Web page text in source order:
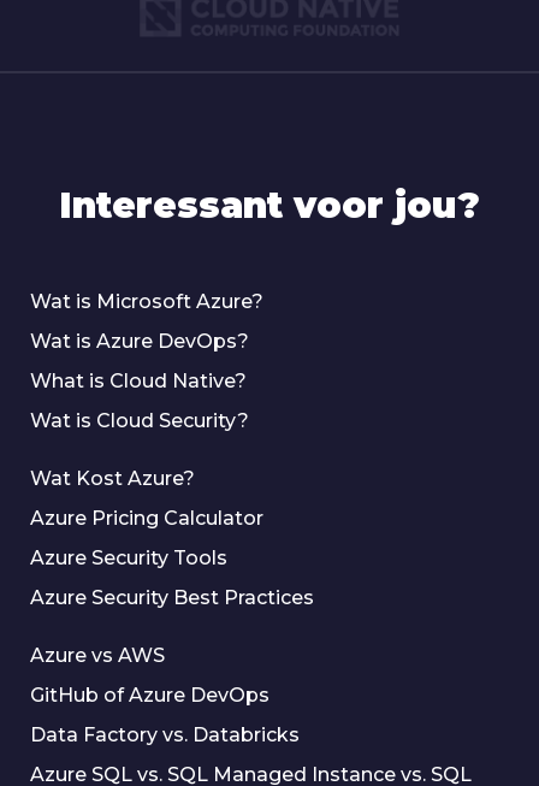
Interessant voor jou?
Wat is Microsoft Azure?
Wat is Azure DevOps?
What is Cloud Native?
Wat is Cloud Security?
Wat Kost Azure?
Azure Pricing Calculator
Azure Security Tools
Azure Security Best Practices
Azure vs AWS
GitHub of Azure DevOps
Data Factory vs. Databricks
Azure SQL vs. SQL Managed Instance vs. SQL